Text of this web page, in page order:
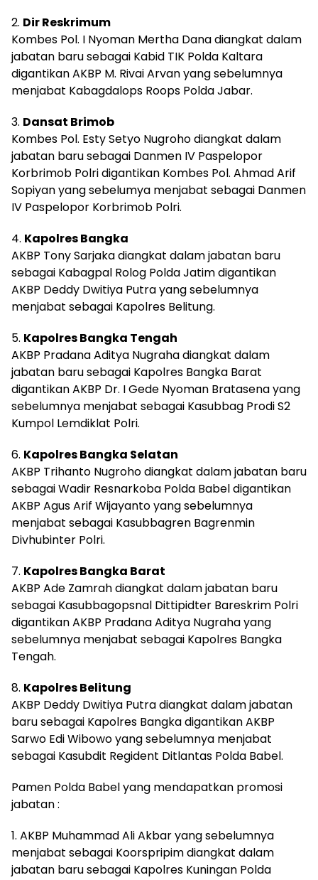
2. Dir Reskrimum
Kombes Pol. I Nyoman Mertha Dana diangkat dalam
jabatan baru sebagai Kabid TIK Polda Kaltara
digantikan AKBP M. Rivai Arvan yang sebelumnya
menjabat Kabagdalops Roops Polda Jabar.
3. Dansat Brimob
Kombes Pol. Esty Setyo Nugroho diangkat dalam
jabatan baru sebagai Danmen IV Paspelopor
Korbrimob Polri digantikan Kombes Pol. Ahmad Arif
Sopiyan yang sebelumya menjabat sebagai Danmen
IV Paspelopor Korbrimob Polri.
4. Kapolres Bangka
AKBP Tony Sarjaka diangkat dalam jabatan baru
sebagai Kabagpal Rolog Polda Jatim digantikan
AKBP Deddy Dwitiya Putra yang sebelumnya
menjabat sebagai Kapolres Belitung.
5. Kapolres Bangka Tengah
AKBP Pradana Aditya Nugraha diangkat dalam
jabatan baru sebagai Kapolres Bangka Barat
digantikan AKBP Dr. I Gede Nyoman Bratasena yang
sebelumnya menjabat sebagai Kasubbag Prodi S2
Kumpol Lemdiklat Polri.
6. Kapolres Bangka Selatan
AKBP Trihanto Nugroho diangkat dalam jabatan baru
sebagai Wadir Resnarkoba Polda Babel digantikan
AKBP Agus Arif Wijayanto yang sebelumnya
menjabat sebagai Kasubbagren Bagrenmin
Divhubinter Polri.
7. Kapolres Bangka Barat
AKBP Ade Zamrah diangkat dalam jabatan baru
sebagai Kasubbagopsnal Dittipidter Bareskrim Polri
digantikan AKBP Pradana Aditya Nugraha yang
sebelumnya menjabat sebagai Kapolres Bangka
Tengah.
8. Kapolres Belitung
AKBP Deddy Dwitiya Putra diangkat dalam jabatan
baru sebagai Kapolres Bangka digantikan AKBP
Sarwo Edi Wibowo yang sebelumnya menjabat
sebagai Kasubdit Regident Ditlantas Polda Babel.
Pamen Polda Babel yang mendapatkan promosi
jabatan :
1. AKBP Muhammad Ali Akbar yang sebelumnya
menjabat sebagai Koorspripim diangkat dalam
jabatan baru sebagai Kapolres Kuningan Polda